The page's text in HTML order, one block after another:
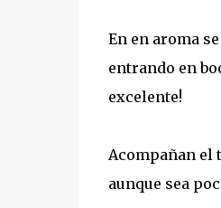
En en aroma
entrando en
excelente!
Acompañan el
aunque sea